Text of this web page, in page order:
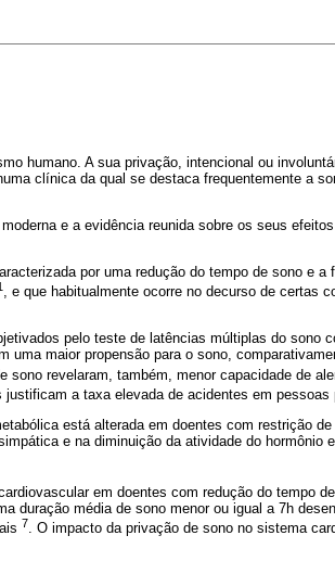
humano. A sua privação, intencional ou
clínica da qual se destaca frequentemente a
e a evidência reunida sobre os seus
por uma redução do tempo de sono e a
, e que habitualmente ocorre no decurso de certas
pelo teste de latências múltiplas do sono
uma maior propensão para o sono,
sono revelaram, também, menor capacidade de
a taxa elevada de acidentes em pessoas
está alterada em doentes com restrição
e na diminuição da atividade do hormônio
em doentes com redução do tempo
duração média de sono menor ou igual a 7h
7. O impacto da privação de sono no sistema